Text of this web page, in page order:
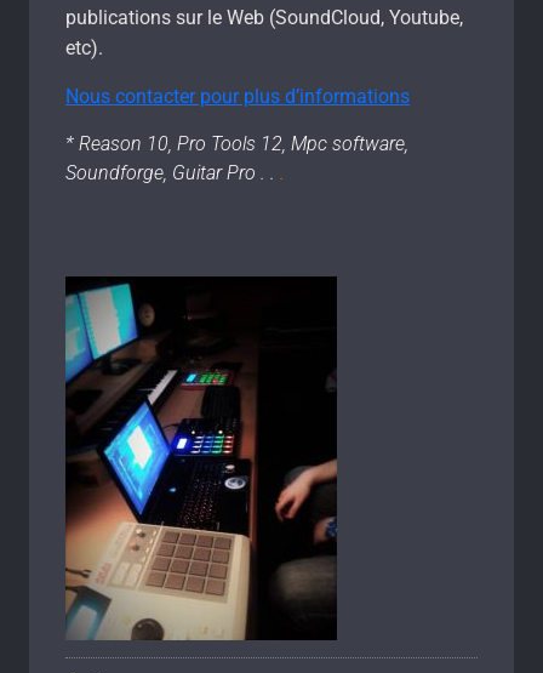
publications sur le Web (SoundCloud, Youtube,
etc).
Nous contacter pour plus d’informations
* Reason 10, Pro Tools 12, Mpc software,
Soundforge, Guitar Pro . .